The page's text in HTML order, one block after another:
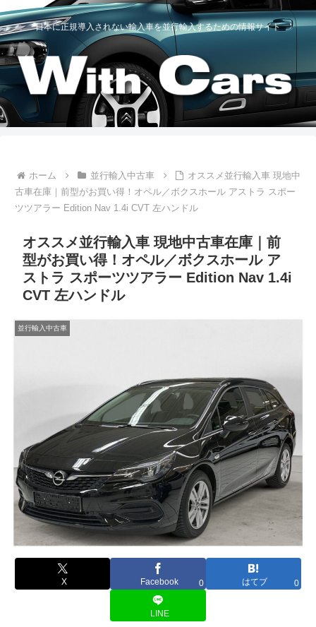
日本に正規導入されない輸入車を並行輸入するための情報サイト
ホーム 並行輸入中古車
オススメ並行輸入車 現地中
古車在庫｜前型がお買い得！オペル／ボクスホール アストラ スポー
ツツアラー Edition Nav 1.4i CVT 左ハンドル
オススメ並行輸入車 現地中古車在庫｜前
型がお買い得！オペル／ボクスホール ア
ストラ スポーツツアラー Edition Nav 1.4i
CVT 左ハンドル
並行輸入中古車
X Facebook 0 はてブ 0
LINE